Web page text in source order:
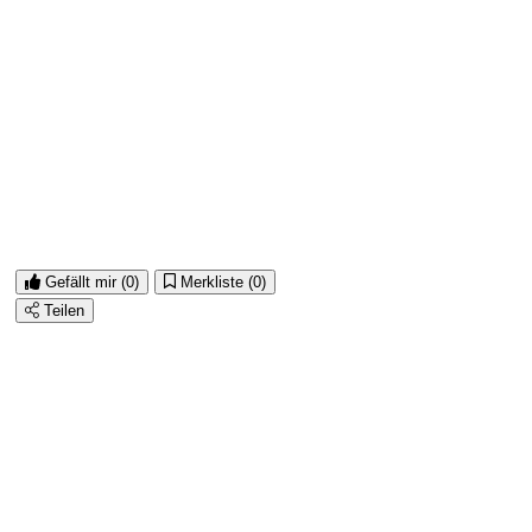
Gefällt mir (0) Merkliste (0)
Teilen